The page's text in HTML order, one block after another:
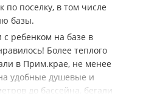
по поселку, в том числе
базы.
с ребенком на базе в
Более теплого
в Прим.крае, не менее
удобные душевые и
до бассейна, бегали